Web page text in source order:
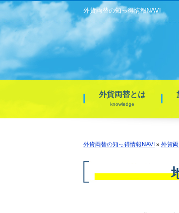
外貨両替の知っ得情報NAVI
外貨両替とは
knowledge
外貨両替の知っ得情報NAVI » 外貨